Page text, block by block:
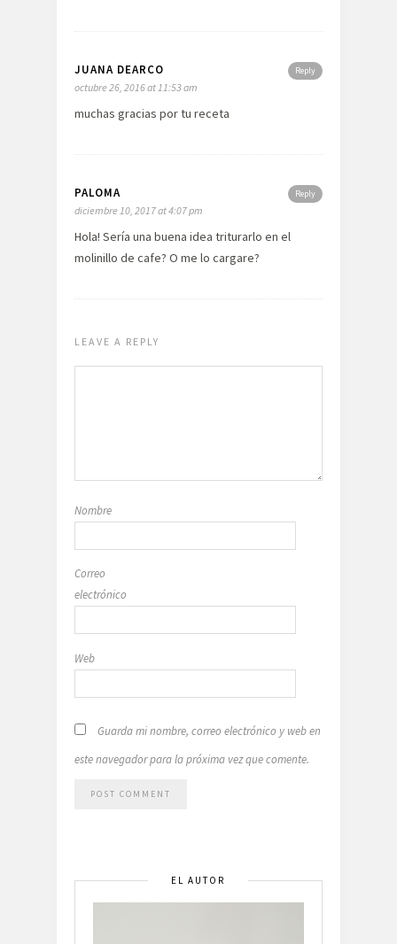
Reply
JUANA DEARCO
octubre 26, 2016 at 11:53 am
muchas gracias por tu receta
Reply
PALOMA
diciembre 10, 2017 at 4:07 pm
Hola! Sería una buena idea triturarlo en el
molinillo de cafe? O me lo cargare?
LEAVE A REPLY
Nombre
Correo
electrónico
Web
Guarda mi nombre, correo electrónico y web en
este navegador para la próxima vez que comente.
EL AUTOR